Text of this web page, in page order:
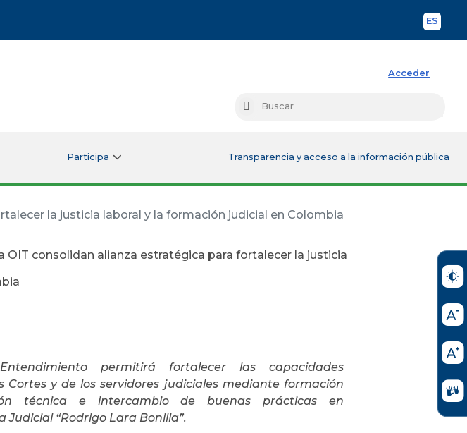
ES
Acceder
Buscar
Participa Transparencia y acceso a la información pública
la justicia laboral y la formación judicial en Colombia
OIT consolidan alianza estratégica para fortalecer la justicia
permitirá fortalecer las capacidades
Cortes y de los servidores judiciales mediante formación
técnica e intercambio de buenas prácticas en
Judicial “Rodrigo Lara Bonilla”.